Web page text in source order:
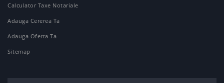
Calculator Taxe Notariale
Adauga Cererea Ta
Adauga Oferta Ta
Sitemap